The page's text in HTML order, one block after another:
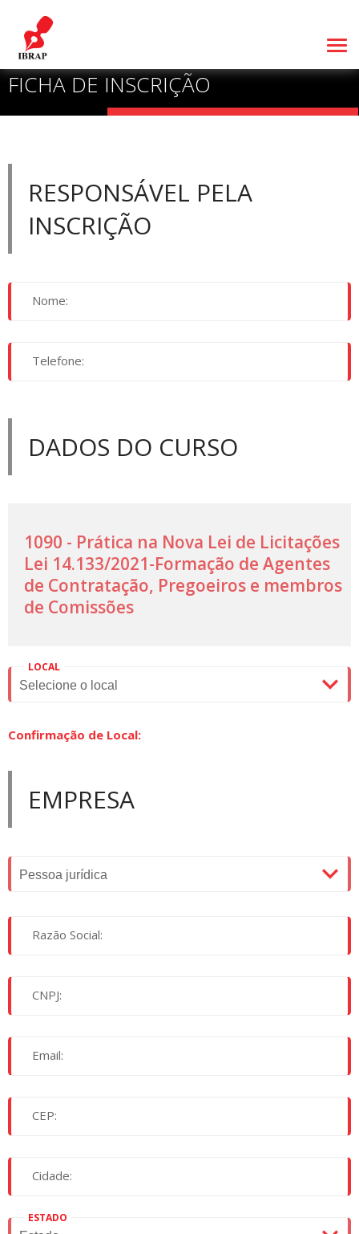
FICHA DE INSCRIÇÃO
RESPONSÁVEL PELA
INSCRIÇÃO
Nome:
Telefone:
DADOS DO CURSO
1090 - Prática na Nova Lei de Licitações
Lei 14.133/2021-Formação de Agentes
de Contratação, Pregoeiros e membros
de Comissões
LOCAL
Confirmação de Local:
EMPRESA
Razão Social:
CNPJ:
Email:
CEP:
Cidade:
ESTADO